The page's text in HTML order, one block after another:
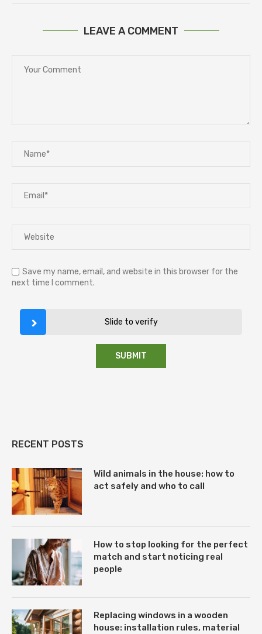
LEAVE A COMMENT
Save my name, email, and website in this browser for the
next time I comment.
Slide to verify
RECENT POSTS
Wild animals in the house: how to
act safely and who to call
How to stop looking for the perfect
match and start noticing real
people
Replacing windows in a wooden
house: installation rules, material